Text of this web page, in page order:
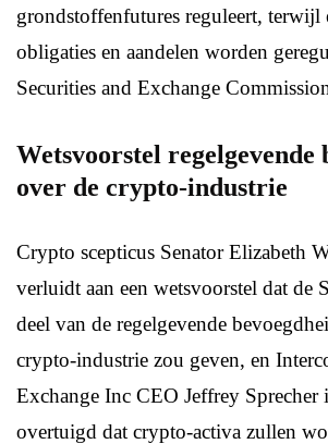
grondstoffenfutures reguleert, terwijl
obligaties en aandelen worden
Securities and Exchange
Wetsvoorstel regelgevende
over de crypto-industrie
Crypto scepticus Senator Elizabeth
verluidt aan een wetsvoorstel dat de
deel van de regelgevende
crypto-industrie zou geven, en
Exchange Inc CEO Jeffrey Sprecher
overtuigd dat crypto-activa zullen